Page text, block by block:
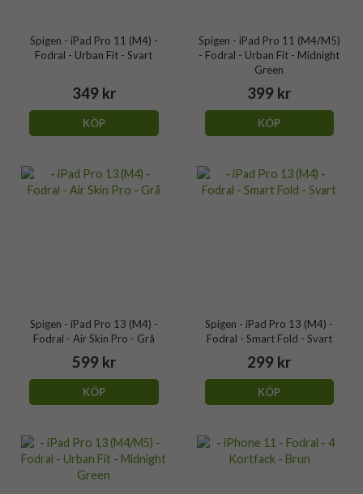
Spigen - iPad Pro 11 (M4) -
Fodral - Urban Fit - Svart
349 kr
KÖP
Spigen - iPad Pro 11 (M4/M5)
- Fodral - Urban Fit - Midnight
Green
399 kr
KÖP
Spigen - iPad Pro 13 (M4) -
Fodral - Air Skin Pro - Grå
599 kr
KÖP
Spigen - iPad Pro 13 (M4) -
Fodral - Smart Fold - Svart
299 kr
KÖP